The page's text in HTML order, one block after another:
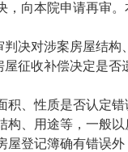
向本院申请再审
对涉案房屋结构
征收补偿决定是否
、性质是否认定错
、用途等，一般
登记簿确有错误